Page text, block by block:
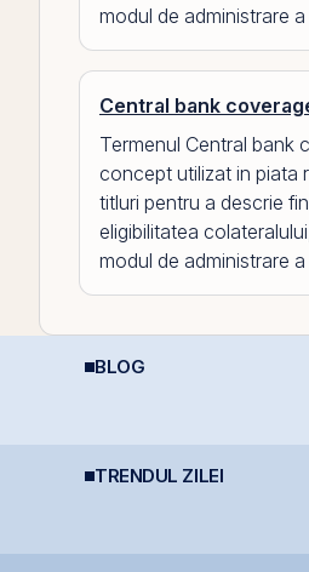
modul de administrare a
Central bank
Termenul Central bank
concept utilizat in piata
titluri pentru a descrie
eligibilitatea
modul de administrare a
BLOG
Diferența care îți
TRENDUL ZILEI
Fidelis revine în iulie